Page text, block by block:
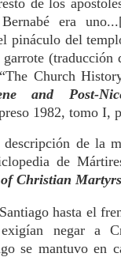
de los
era
pináculo del
(traducción
Church
and Post-
1982, tomo I,
de la
de
Christian
hasta el
negar a
se mantuvo en